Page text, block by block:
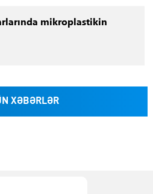
mikroplastikin
XƏBƏRLƏR